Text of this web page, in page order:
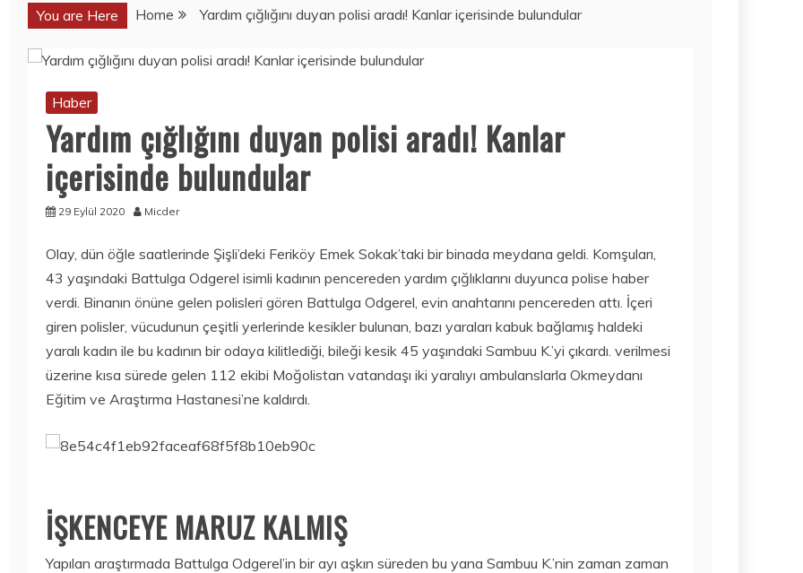
You are Here Home Yardım çığlığını duyan polisi aradı! Kanlar içerisinde bulundular
Haber
Yardım çığlığını duyan polisi aradı! Kanlar
içerisinde bulundular
29 Eylül 2020 Micder
Olay, dün öğle saatlerinde Şişli’deki Feriköy Emek Sokak’taki bir binada meydana geldi. Komşuları,
43 yaşındaki Battulga Odgerel isimli kadının pencereden yardım çığlıklarını duyunca polise haber
verdi. Binanın önüne gelen polisleri gören Battulga Odgerel, evin anahtarını pencereden attı. İçeri
giren polisler, vücudunun çeşitli yerlerinde kesikler bulunan, bazı yaraları kabuk bağlamış haldeki
yaralı kadın ile bu kadının bir odaya kilitlediği, bileği kesik 45 yaşındaki Sambuu K.’yi çıkardı. verilmesi
üzerine kısa sürede gelen 112 ekibi Moğolistan vatandaşı iki yaralıyı ambulanslarla Okmeydanı
Eğitim ve Araştırma Hastanesi’ne kaldırdı.
İŞKENCEYE MARUZ KALMIŞ
Yapılan araştırmada Battulga Odgerel’in bir ayı aşkın süreden bu yana Sambuu K.’nin zaman zaman
BARGELLO 709
PARFÜMÜN
PROFILI
2026
Haber
APROL FORT
MODERN
2 Haziran 2026
Mobil
KOLEKSIYONERL
ER YAŞADI:
ONEPLUS ILK 10
ONEPLUS
EDECEK!
15 Temmuz
2020
Mobil
BU KEZ
SAMSUNG
GALAXY NOTE
20
GÖRÜNTÜLENDI!
2020
MODELLERI! ÇOK
DAHA UCUZA…
15 Temmuz
2020
Bilim
250 TL ALTI
AKILLI SAATLER
2020
Bilim
TORCHLIGHT II
ÜCRETSIZ OLDU
2020
Bilim
AMAZON GAME
STUDIOS NEW
WORLDS
OYUNUNU
TEKRAR